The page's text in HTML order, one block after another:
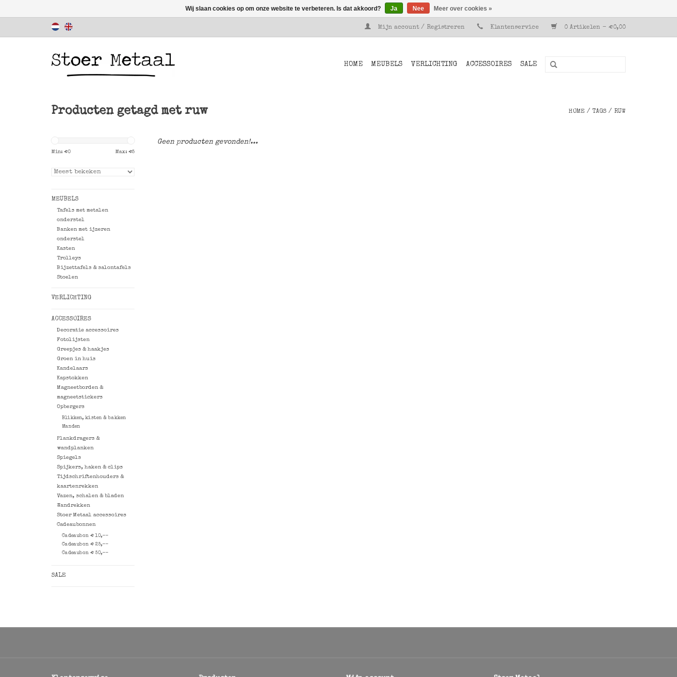
Mijn account / Registreren Klantenservice 0 Artikelen - €0,00
HOME MEUBELS VERLICHTING ACCESSOIRES SALE
Producten getagd met ruw HOME / TAGS / RUW
Min: €0 Max: €5
MEUBELS
Tafels met metalen
onderstel
Banken met ijzeren
onderstel
Kasten
Trolleys
Bijzettafels & salontafels
Stoelen
VERLICHTING
ACCESSOIRES
Decoratie accessoires
Fotolijsten
Greepjes & haakjes
Groen in huis
Kandelaars
Kapstokken
Magneetborden &
magneetstickers
Opbergers
Blikken, kisten & bakken
Manden
Plankdragers &
wandplanken
Spiegels
Spijkers, haken & clips
Tijdschriftenhouders &
kaartenrekken
Vazen, schalen & bladen
Wandrekken
Stoer Metaal accessoires
Cadeaubonnen
Cadeaubon € 10,--
Cadeaubon € 25,--
Cadeaubon € 50,--
SALE
Geen producten gevonden!...
Wij slaan cookies op om onze website te verbeteren. Is dat akkoord? Ja Nee Meer over cookies »